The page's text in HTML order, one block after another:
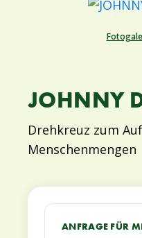
JOHNNY
Drehkreuz zum
Menschenmengen
ANFRAGE FÜR